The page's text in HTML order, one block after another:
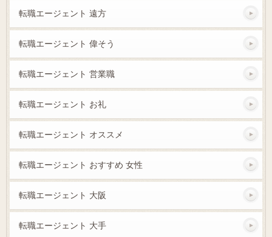
転職エージェント 遠方
転職エージェント 偉そう
転職エージェント 営業職
転職エージェント お礼
転職エージェント オススメ
転職エージェント おすすめ 女性
転職エージェント 大阪
転職エージェント 大手